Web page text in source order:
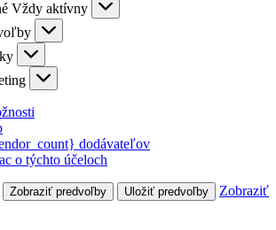
Vždy aktívny
dodávateľov
o týchto účeloch
Zobraziť predvoľby Uložiť predvoľby
Zobraziť